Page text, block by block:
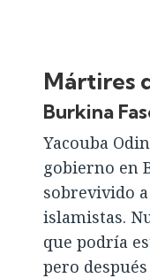
Mártires
Burkina
Yacouba
gobierno en
sobrevivido
islamistas.
que podría
pero